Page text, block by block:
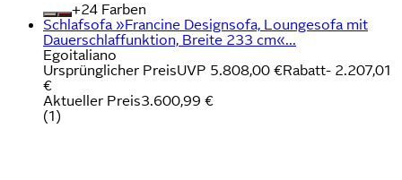
+
Farben
Schlafsofa »Francine Designsofa, Loungesofa mit
Dauerschlaffunktion, Breite 233 cm«...
Egoitaliano
Ursprünglicher PreisUVP 5.808,00 €Rabatt- 2.207,01
€
Aktueller Preis3.600,99 €
(1)